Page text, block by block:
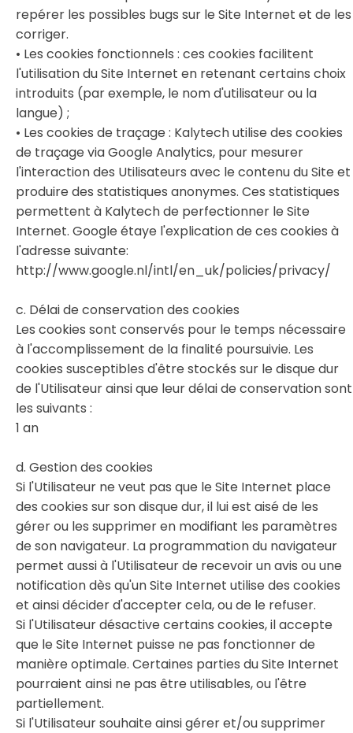
repérer les possibles bugs sur le Site Internet et de les
corriger.
• Les cookies fonctionnels : ces cookies facilitent
l'utilisation du Site Internet en retenant certains choix
introduits (par exemple, le nom d'utilisateur ou la
langue) ;
• Les cookies de traçage : Kalytech utilise des cookies
de traçage via Google Analytics, pour mesurer
l'interaction des Utilisateurs avec le contenu du Site et
produire des statistiques anonymes. Ces statistiques
permettent à Kalytech de perfectionner le Site
Internet. Google étaye l'explication de ces cookies à
l'adresse suivante:
http://www.google.nl/intl/en_uk/policies/privacy/
c. Délai de conservation des cookies
Les cookies sont conservés pour le temps nécessaire
à l'accomplissement de la finalité poursuivie. Les
cookies susceptibles d'être stockés sur le disque dur
de l'Utilisateur ainsi que leur délai de conservation sont
les suivants :
1 an
d. Gestion des cookies
Si l'Utilisateur ne veut pas que le Site Internet place
des cookies sur son disque dur, il lui est aisé de les
gérer ou les supprimer en modifiant les paramètres
de son navigateur. La programmation du navigateur
permet aussi à l'Utilisateur de recevoir un avis ou une
notification dès qu'un Site Internet utilise des cookies
et ainsi décider d'accepter cela, ou de le refuser.
Si l'Utilisateur désactive certains cookies, il accepte
que le Site Internet puisse ne pas fonctionner de
manière optimale. Certaines parties du Site Internet
pourraient ainsi ne pas être utilisables, ou l'être
partiellement.
Si l'Utilisateur souhaite ainsi gérer et/ou supprimer